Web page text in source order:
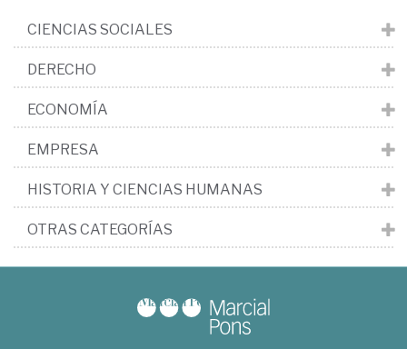
CIENCIAS SOCIALES
DERECHO
ECONOMÍA
EMPRESA
HISTORIA Y CIENCIAS HUMANAS
OTRAS CATEGORÍAS